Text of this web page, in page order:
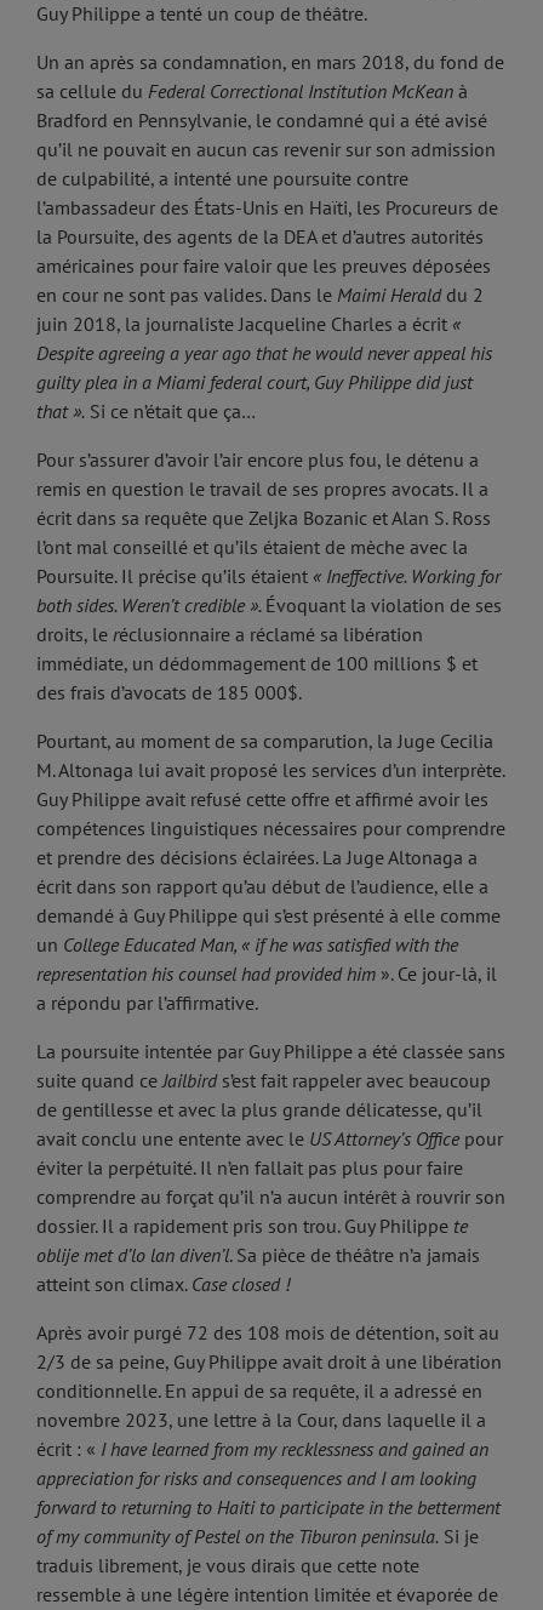
Guy Philippe a tenté un coup de théâtre.
Un an après sa condamnation, en mars 2018, du fond de
sa cellule du Federal Correctional Institution McKean à
Bradford en Pennsylvanie, le condamné qui a été avisé
qu’il ne pouvait en aucun cas revenir sur son admission
de culpabilité, a intenté une poursuite contre
l’ambassadeur des États-Unis en Haïti, les Procureurs de
la Poursuite, des agents de la DEA et d’autres autorités
américaines pour faire valoir que les preuves déposées
en cour ne sont pas valides. Dans le Maimi Heralddu 2
juin 2018, la journaliste Jacqueline Charles a écrit «
Despite agreeing a year ago that he would never appeal his
guilty plea in a Miami federal court, Guy Philippe did just
that ». Si ce n’était que ça…
Pour s’assurer d’avoir l’air encore plus fou, le détenu a
remis en question le travail de ses propres avocats. Il a
écrit dans sa requête que Zeljka Bozanic et Alan S. Ross
l’ont mal conseillé et qu’ils étaient de mèche avec la
Poursuite. Il précise qu’ils étaient « Ineffective. Working for
both sides. Weren’t credible ». Évoquant la violation de ses
droits, le réclusionnaire a réclamé sa libération
immédiate, un dédommagement de 100 millions $ et
des frais d’avocats de 185 000$.
Pourtant, au moment de sa comparution, la Juge Cecilia
M. Altonaga lui avait proposé les services d’un interprète.
Guy Philippe avait refusé cette offre et affirmé avoir les
compétences linguistiques nécessaires pour comprendre
et prendre des décisions éclairées. La Juge Altonaga a
écrit dans son rapport qu’au début de l’audience, elle a
demandé à Guy Philippe qui s’est présenté à elle comme
un College Educated Man, « if he was satisfied with the
representation his counsel had provided him ». Ce jour-là, il
a répondu par l’affirmative.
La poursuite intentée par Guy Philippe a été classée sans
suite quand ceJailbirds’est fait rappeler avec beaucoup
de gentillesse et avec la plus grande délicatesse, qu’il
avait conclu une entente avec le US Attorney’s Office pour
éviter la perpétuité. Il n’en fallait pas plus pour faire
comprendre au forçat qu’il n’a aucun intérêt à rouvrir son
dossier. Il a rapidement pris son trou. Guy Philippe te
oblije met d’lo lan diven’l. Sa pièce de théâtre n’a jamais
atteint son climax. Case closed !
Après avoir purgé 72 des 108 mois de détention, soit au
2/3 de sa peine, Guy Philippe avait droit à une libération
conditionnelle. En appui de sa requête, il a adressé en
novembre 2023, une lettre à la Cour, dans laquelle il a
écrit : « I have learned from my recklessness and gained an
appreciation for risks and consequences and I am looking
forward to returning to Haiti to participate in the betterment
of my community of Pestel on the Tiburon peninsula. Si je
traduis librement, je vous dirais que cette note
ressemble à une légère intention limitée et évaporée de